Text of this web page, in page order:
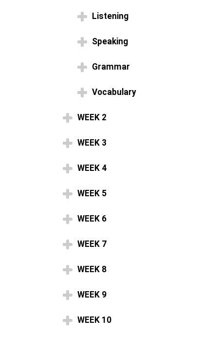
Listening
Speaking
Grammar
Vocabulary
WEEK 2
WEEK 3
WEEK 4
WEEK 5
WEEK 6
WEEK 7
WEEK 8
WEEK 9
WEEK 10